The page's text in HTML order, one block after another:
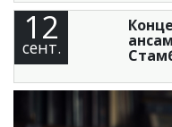
12
сент.